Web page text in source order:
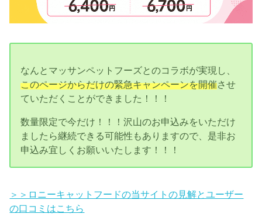
なんとマッサンペットフーズとのコラボが実現し、
このページからだけの緊急キャンペーンを開催させ
ていただくことができました！！！
数量限定で今だけ！！！沢山のお申込みをいただけ
ましたら継続できる可能性もありますので、是非お
申込み宜しくお願いいたします！！！
＞＞ロニーキャットフードの当サイトの見解とユーザー
の口コミはこちら